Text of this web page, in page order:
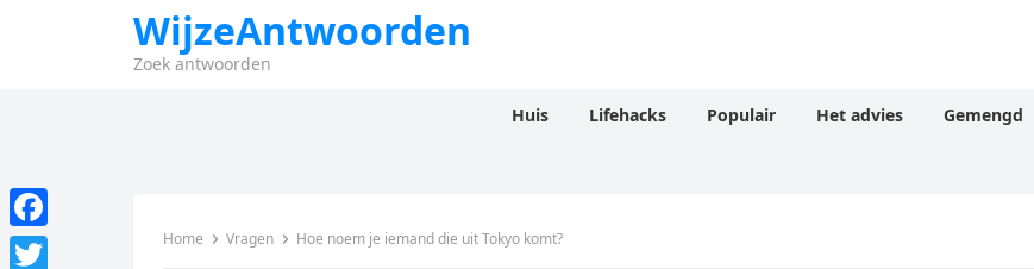
WijzeAntwoorden
Zoek antwoorden
Huis Lifehacks Populair Het advies Gemengd
Home Vragen Hoe noem je iemand die uit Tokyo komt?
F